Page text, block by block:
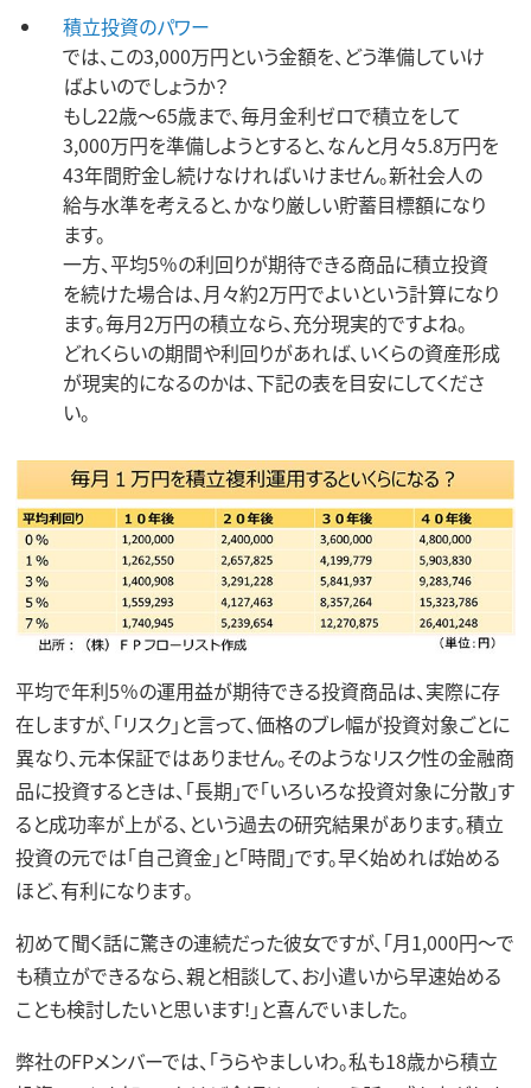
積立投資のパワー
では、この3,000万円という金額を、どう準備していけ
ばよいのでしょうか？
もし22歳～65歳まで、毎月金利ゼロで積立をして
3,000万円を準備しようとすると、なんと月々5.8万円を
43年間貯金し続けなければいけません。新社会人の
給与水準を考えると、かなり厳しい貯蓄目標額になり
ます。
一方、平均5％の利回りが期待できる商品に積立投資
を続けた場合は、月々約2万円でよいという計算になり
ます。毎月2万円の積立なら、充分現実的ですよね。
どれくらいの期間や利回りがあれば、いくらの資産形成
が現実的になるのかは、下記の表を目安にしてくださ
い。
平均で年利5％の運用益が期待できる投資商品は、実際に存
在しますが、「リスク」と言って、価格のブレ幅が投資対象ごとに
異なり、元本保証ではありません。そのようなリスク性の金融商
品に投資するときは、「長期」で「いろいろな投資対象に分散」す
ると成功率が上がる、という過去の研究結果があります。積立
投資の元では「自己資金」と「時間」です。早く始めれば始める
ほど、有利になります。
初めて聞く話に驚きの連続だった彼女ですが、「月1,000円～で
も積立ができるなら、親と相談して、お小遣いから早速始める
ことも検討したいと思います!」と喜んでいました。
弊社のFPメンバーでは、「うらやましいわ。私も18歳から積立